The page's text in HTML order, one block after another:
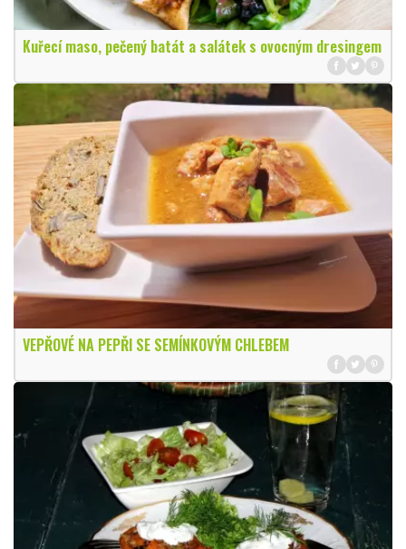
Kuřecí maso, pečený batát a salátek s ovocným dresingem
VEPŘOVÉ NA PEPŘI SE SEMÍNKOVÝM CHLEBEM